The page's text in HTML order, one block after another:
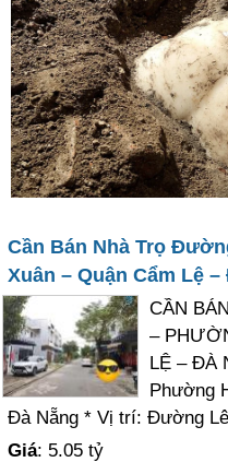
Cần Bán Nhà Trọ
Xuân – Quận Cẩm Lệ –
CẦN
–
LỆ – ĐÀ
Phường
Đà Nẵng * Vị trí: Đường
Giá: 5.05 tỷ